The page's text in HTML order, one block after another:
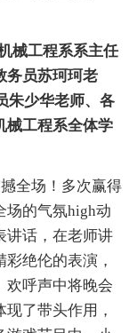
械工程系系主任
务员苏珂珂老
朱少华老师、各
械工程系全体学
全场！多次赢得
场的气氛high动
讲话，在老师讲
绝伦的表演，
欢呼声中将晚会
了带头作用，